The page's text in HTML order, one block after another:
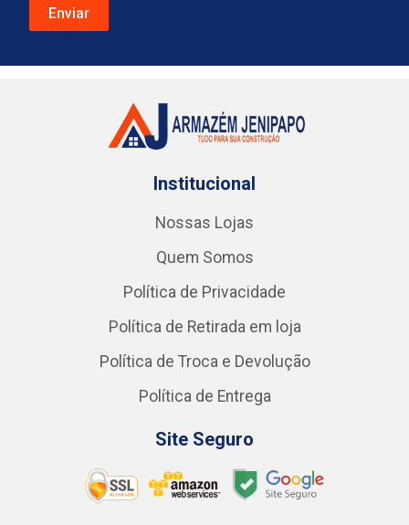
Institucional
Nossas Lojas
Quem Somos
Política de Privacidade
Política de Retirada em loja
Política de Troca e Devolução
Política de Entrega
Site Seguro